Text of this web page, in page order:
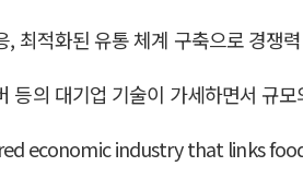
최적화된 유통 체계 구축으로 경쟁
의 대기업 기술이 가세하면서 규
economic industry that links